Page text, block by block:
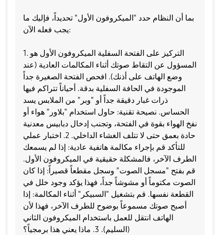
​بما أن النظام حدد "الميكروفون الأول" تحديداً، فإليك ما
يجب فعله الآن:
​1. التركيز على الفتحة السفلية ​الميكروفون الأول هو
المسؤول عن التقاط صوتك أثناء المكالمات العادية (عند
وضع الهاتف على أذنك). ​افحص الفتحة الصغيرة جداً
الموجودة في الحافة السفلية بدقة. أحياناً تتراكم فيها
ذرات غبار دقيقة جداً أو "وبر" من الملابس يسد
الحساس. ​نصيحة تقنية: حاول استخدام "بلاور" هواء أو
نفخ الهواء بقوة في الفتحة، وتجنب إدخال دبابيس معدنية
حادة بعمق حتى لا تتلف الغشاء الداخلي. ​2. اختبار عملي
للتأكد ​قم بإجراء مكالمة هاتفية عادية: إذا لم يسمعك
الطرف الآخر، فالمشكلة حقيقية في الميكروفون الأول.
​قم بفتح "مسجل الصوت" وسجل مقطعاً قصيراً: إذا كان
الصوت مكتوماً أو مشوشاً جداً، فهذا يؤكد وجود خلل في
القطعة نفسها. ​قم بتشغيل "السبيكر" أثناء المكالمة: إذا
أصبح صوتك مسموعاً بوضوح للطرف الآخر، فهذا لأن
الهاتف انتقل للعمل باستخدام الميكروفون الثاني
(السليم). ​3. ماذا يعني هذا برمجياً؟